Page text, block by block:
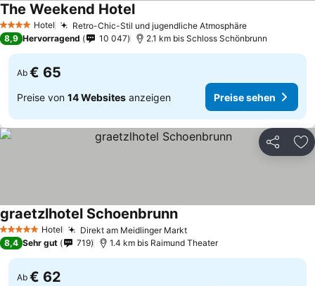
4 Sterne Hotel Retro-Chic-Stil und jugendliche Atmosphäre
The Weekend Hotel
8,9 Hervorragend 10 047 2.1 km bis Schloss Schönbrunn
Ab € 65
Preise von 14 Websites anzeigen Preise sehen
Teilen
5 Sterne Hotel Direkt am Meidlinger Markt
graetzlhotel Schoenbrunn
8,4 Sehr gut 719 1.4 km bis Raimund Theater
Ab € 62